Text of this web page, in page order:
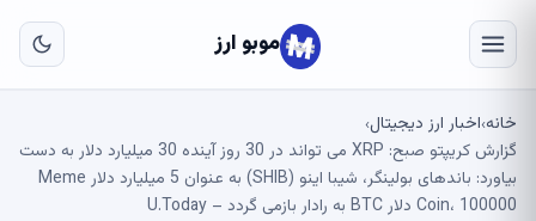
موبو ارز
خانه›اخبار ارز دیجیتال›
گزارش کریپتو صبح: XRP می تواند در 30 روز آینده 30 میلیارد دلار به دست
بیاورد: باندهای بولینگر، شیبا اینو (SHIB) به عنوان 5 میلیارد دلار Meme
Coin، 100000 دلار BTC به رادار بازمی گردد – U.Today